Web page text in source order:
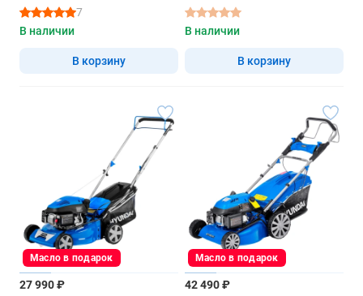
несамоходная
7
В наличии
В корзину
самоходная
В наличии
В корзину
Масло в подарок
27 990 ₽
Масло в подарок
42 490 ₽